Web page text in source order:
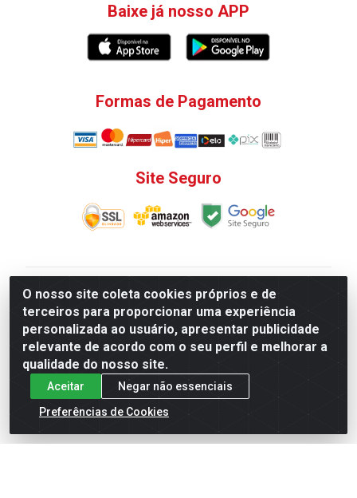
O nosso site coleta cookies próprios e de
terceiros para proporcionar uma experiência
personalizada ao usuário, apresentar publicidade
relevante de acordo com o seu perfil e melhorar a
qualidade do nosso site.
Aceitar
Negar não essenciais
Preferências de Cookies
Baixe já nosso APP
Formas de Pagamento
Site Seguro
V. C. Ferragens LTDA - Rua do Matoso, 132 - Praça da
Bandeira, Rio de Janeiro/ RJ - CEP 20.270-135 - CNPJ
12.324.723/0001-25
Todas as regras de promoções, descontos, preços e
prazos de pagamento e entrega expostos aqui são
válidos apenas para compras via internet. Preços e
estoque sujeito a alterações sem aviso prévio.